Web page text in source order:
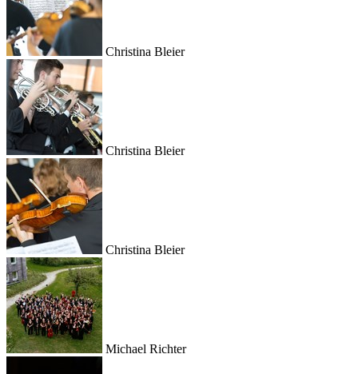
Christina Bleier
Christina Bleier
Christina Bleier
Michael Richter